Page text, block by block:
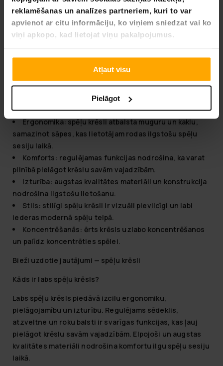
reklamēšanas un analīzes partneriem, kuri to var
apvienot ar citu informāciju, ko viņiem sniedzat vai ko
viņi apkopo, kad lietojat viņu pakalpojumus.
Atļaut visu
Pielāgot
slīpuma mehānismi, atzveltnes atbalsts un elpojoši
materiāli, kas nodrošina augstu sēdekļa komfortu.
Neatkarīgi no tā, vai tā ir ātra FPS spēle vai garāka
stratēģijas spēle, spēļu krēsls nodrošinās jums
Spēļu krēsli — priekšrocības
tos par ideālu izvēli spēlētājiem:
Ergonomika:spēļu krēsli atbalsta muguru un kaklu,
samazinot sāpes, kas lietotājam rodas ilgstošu spēļu
sesiju laikā.
Komforts: regulējamas funkcijas nodrošina, ka varat
pilnībā pielāgot krēslu savām vajadzībām.
Izturība: augstas kvalitātes materiāli un konstrukcija
nodrošina ilgstošu lietošanu.
Stils: stilīgi spēļu krēsli ir vizuāli pievilcīgi un labi
iederas modernā spēļu telpā.
Koncentrēšanās: ērts krēsls uzlabo koncentrēšanos
un palīdz koncentrēties spēlei.
Bieži uzdotie jautājumi — spēļu krēsli
Kāds ir labs spēļu krēsls?
Labs spēļu krēsls piedāvā izcilu ergonomiku,
pielāgojamību un izturību. Regulējams sēdeklis,
atzveltne un roku balsti ir svarīgas funkcijas, kas ļauj
pielāgot krēslu savām vajadzībām. Elpojoši un augstas
kvalitātes materiāli nodrošina komfortu ilgu spēļu sesiju
laikā.